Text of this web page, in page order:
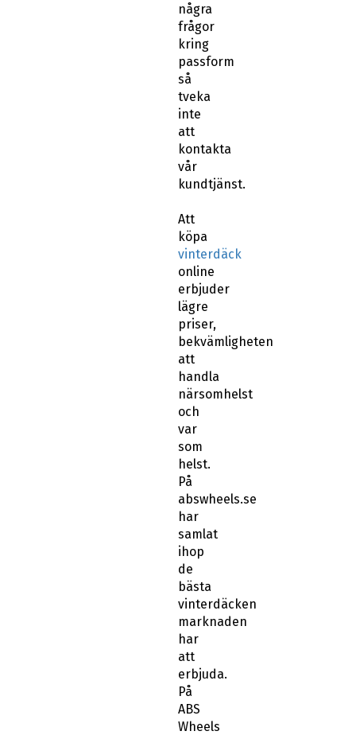
några
frågor
kring
passform
så
tveka
inte
att
kontakta
vår
kundtjänst.
Att
köpa
vinterdäck
online
erbjuder
lägre
priser,
bekvämligheten
att
handla
närsomhelst
och
var
som
helst.
På
abswheels.se
har
samlat
ihop
de
bästa
vinterdäcken
marknaden
har
att
erbjuda.
På
ABS
Wheels